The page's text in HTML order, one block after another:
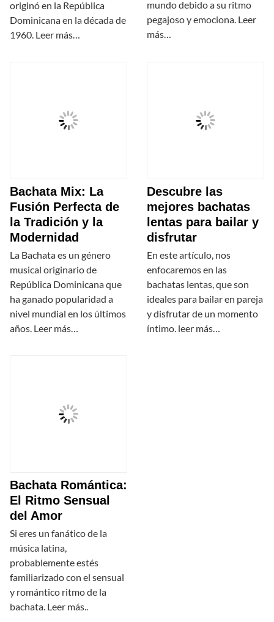
originó en la República
Dominicana en la década de
1960. Leer más…
mundo debido a su ritmo
pegajoso y emociona. Leer
más…
Bachata Mix: La
Fusión Perfecta de
la Tradición y la
Modernidad
La Bachata es un género
musical originario de
República Dominicana que
ha ganado popularidad a
nivel mundial en los últimos
años. Leer más…
Descubre las
mejores bachatas
lentas para bailar y
disfrutar
En este artículo, nos
enfocaremos en las
bachatas lentas, que son
ideales para bailar en pareja
y disfrutar de un momento
íntimo. leer más…
Bachata Romántica:
El Ritmo Sensual
del Amor
Si eres un fanático de la
música latina,
probablemente estés
familiarizado con el sensual
y romántico ritmo de la
bachata. Leer más..